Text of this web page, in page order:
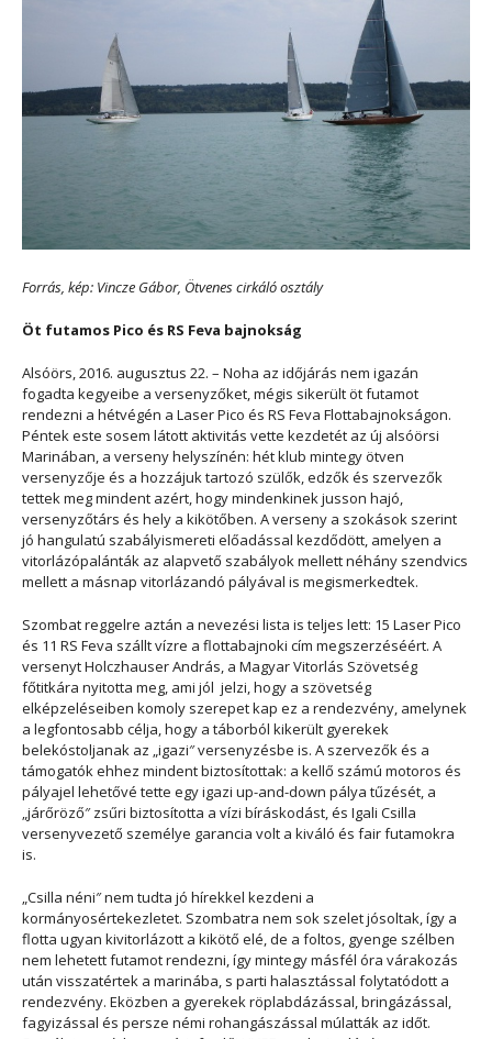
Forrás, kép: Vincze Gábor, Ötvenes cirkáló osztály
Öt futamos Pico és RS Feva bajnokság
Alsóörs, 2016. augusztus 22. – Noha az időjárás nem igazán
fogadta kegyeibe a versenyzőket, mégis sikerült öt futamot
rendezni a hétvégén a Laser Pico és RS Feva Flottabajnokságon.
Péntek este sosem látott aktivitás vette kezdetét az új alsóörsi
Marinában, a verseny helyszínén: hét klub mintegy ötven
versenyzője és a hozzájuk tartozó szülők, edzők és szervezők
tettek meg mindent azért, hogy mindenkinek jusson hajó,
versenyzőtárs és hely a kikötőben. A verseny a szokások szerint
jó hangulatú szabályismereti előadással kezdődött, amelyen a
vitorlázópalánták az alapvető szabályok mellett néhány szendvics
mellett a másnap vitorlázandó pályával is megismerkedtek.
Szombat reggelre aztán a nevezési lista is teljes lett: 15 Laser Pico
és 11 RS Feva szállt vízre a flottabajnoki cím megszerzéséért. A
versenyt Holczhauser András, a Magyar Vitorlás Szövetség
főtitkára nyitotta meg, ami jól jelzi, hogy a szövetség
elképzeléseiben komoly szerepet kap ez a rendezvény, amelynek
a legfontosabb célja, hogy a táborból kikerült gyerekek
belekóstoljanak az „igazi″ versenyzésbe is. A szervezők és a
támogatók ehhez mindent biztosítottak: a kellő számú motoros és
pályajel lehetővé tette egy igazi up-and-down pálya tűzését, a
„járőröző″ zsűri biztosította a vízi bíráskodást, és Igali Csilla
versenyvezető személye garancia volt a kiváló és fair futamokra
is.
„Csilla néni″ nem tudta jó hírekkel kezdeni a
kormányosértekezletet. Szombatra nem sok szelet jósoltak, így a
flotta ugyan kivitorlázott a kikötő elé, de a foltos, gyenge szélben
nem lehetett futamot rendezni, így mintegy másfél óra várakozás
után visszatértek a marinába, s parti halasztással folytatódott a
rendezvény. Eközben a gyerekek röplabdázással, bringázással,
fagyizással és persze némi rohangászással múlatták az időt.